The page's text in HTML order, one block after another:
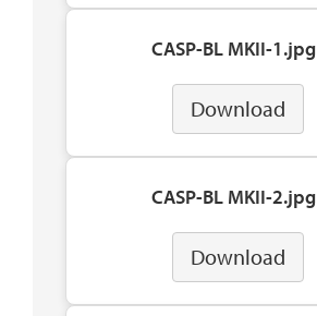
CASP-BL MKII-1.jpg
Download
CASP-BL MKII-2.jpg
Download